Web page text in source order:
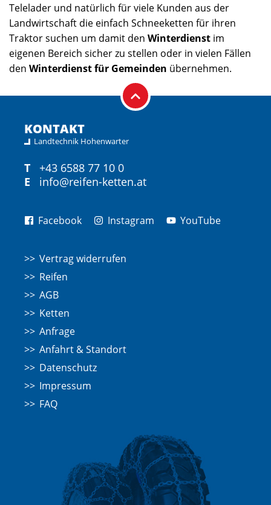
Telelader und natürlich für viele Kunden aus der
Landwirtschaft die einfach Schneeketten für ihren
Traktor suchen um damit den Winterdienst im
eigenen Bereich sicher zu stellen oder in vielen Fällen
den Winterdienst für Gemeinden übernehmen.
KONTAKT
Landtechnik Hohenwarter
T
+43 6588 77 10 0
E
info@reifen-ketten.at
Facebook Instagram YouTube
Vertrag widerrufen
Reifen
AGB
Ketten
Anfrage
Anfahrt & Standort
Datenschutz
Impressum
FAQ